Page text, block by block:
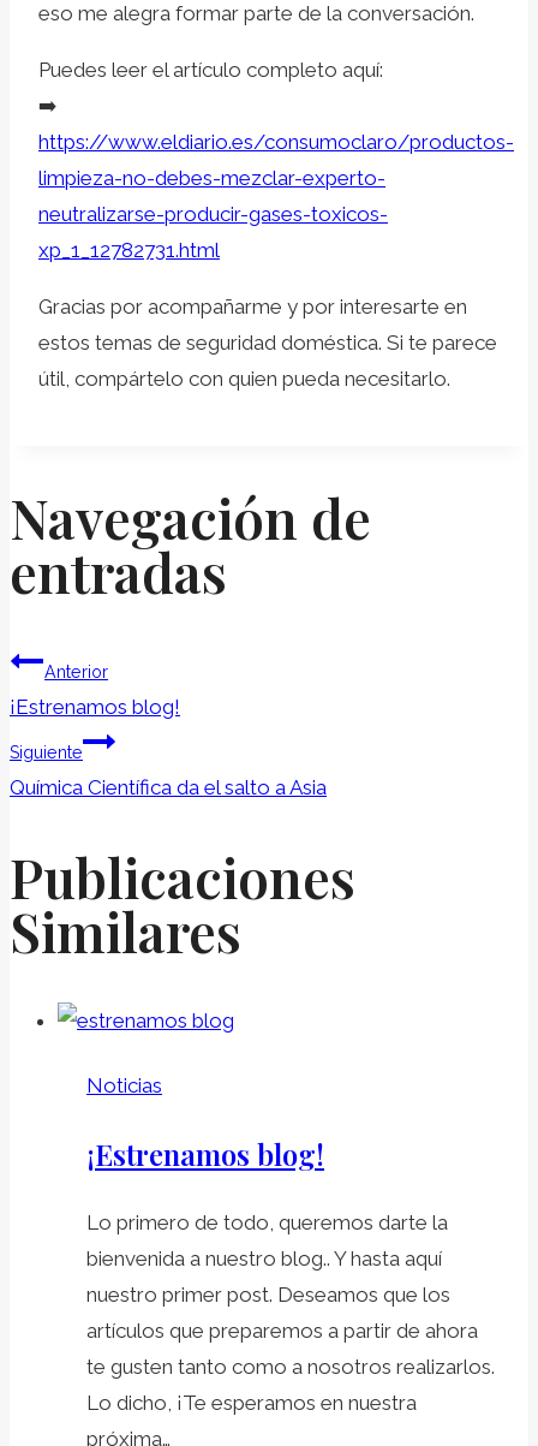
eso me alegra formar parte de la conversación.
Puedes leer el artículo completo aquí:
➡️
https://www.eldiario.es/consumoclaro/productos-
limpieza-no-debes-mezclar-experto-
neutralizarse-producir-gases-toxicos-
xp_1_12782731.html
Gracias por acompañarme y por interesarte en
estos temas de seguridad doméstica. Si te parece
útil, compártelo con quien pueda necesitarlo.
Navegación de
entradas
Anterior
¡Estrenamos blog!
Siguiente
Química Científica da el salto a Asia
Publicaciones
Similares
Noticias
¡Estrenamos blog!
Lo primero de todo, queremos darte la
bienvenida a nuestro blog.. Y hasta aquí
nuestro primer post. Deseamos que los
artículos que preparemos a partir de ahora
te gusten tanto como a nosotros realizarlos.
Lo dicho, ¡Te esperamos en nuestra
próxima…